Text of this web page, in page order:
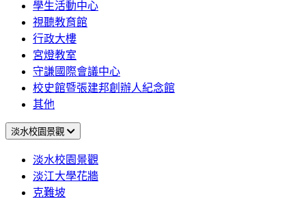
學生活動中心
視聽教育館
行政大樓
宮燈教室
守謙國際會議中心
校史館暨張建邦創辦人紀念館
其他
淡水校園景觀
淡水校園景觀
淡江大學花牆
克難坡